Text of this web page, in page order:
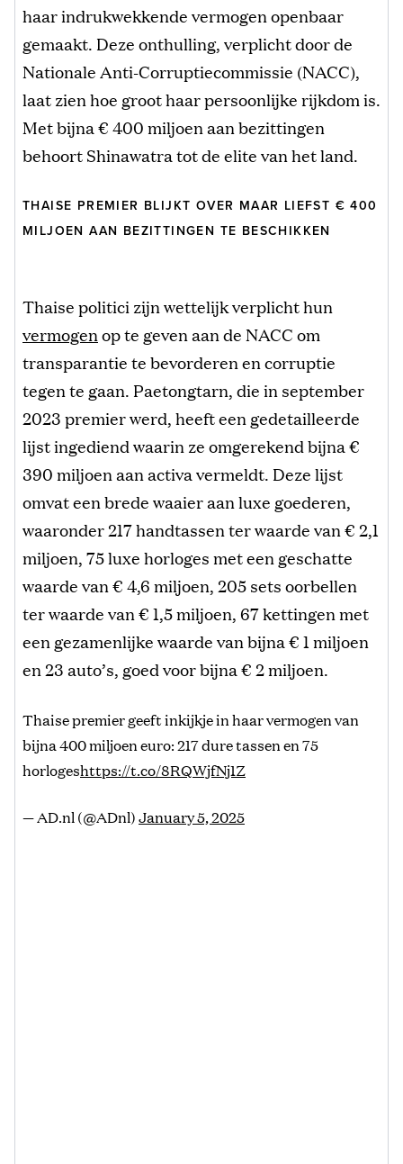
haar indrukwekkende vermogen openbaar
gemaakt. Deze onthulling, verplicht door de
Nationale Anti-Corruptiecommissie (NACC),
laat zien hoe groot haar persoonlijke rijkdom is.
Met bijna € 400 miljoen aan bezittingen
behoort Shinawatra tot de elite van het land.
THAISE PREMIER BLIJKT OVER MAAR LIEFST € 400
MILJOEN AAN BEZITTINGEN TE BESCHIKKEN
Thaise politici zijn wettelijk verplicht hun
vermogenop te geven aan de NACC om
transparantie te bevorderen en corruptie
tegen te gaan. Paetongtarn, die in september
2023 premier werd, heeft een gedetailleerde
lijst ingediend waarin ze omgerekend bijna €
390 miljoen aan activa vermeldt. Deze lijst
omvat een brede waaier aan luxe goederen,
waaronder 217 handtassen ter waarde van € 2,1
miljoen, 75 luxe horloges met een geschatte
waarde van € 4,6 miljoen, 205 sets oorbellen
ter waarde van € 1,5 miljoen, 67 kettingen met
een gezamenlijke waarde van bijna € 1 miljoen
en 23 auto’s, goed voor bijna € 2 miljoen.
Thaise premier geeft inkijkje in haar vermogen van
bijna 400 miljoen euro: 217 dure tassen en 75
horlogeshttps://t.co/8RQWjfNj1Z
— AD.nl (@ADnl)January 5, 2025